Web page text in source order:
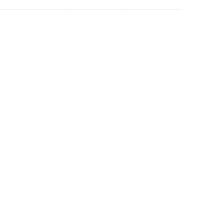
einsehbar und nachträglich nicht änderbar
Themen aus. Sollte keines der Themen
wir Sie über die Statusanzeige sowie per E-Mail
die Benachrichtigungen aktiviert